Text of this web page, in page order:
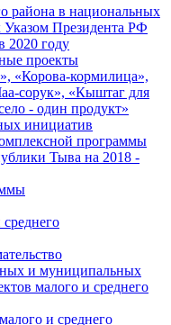
района в национальных
Указом Президента РФ
2020 году
проекты
«Корова-кормилица»,
сорук», «Кыштаг для
- один продукт»
инициатив
программы
Тыва на 2018 -
и муниципальных
малого и среднего
и среднего